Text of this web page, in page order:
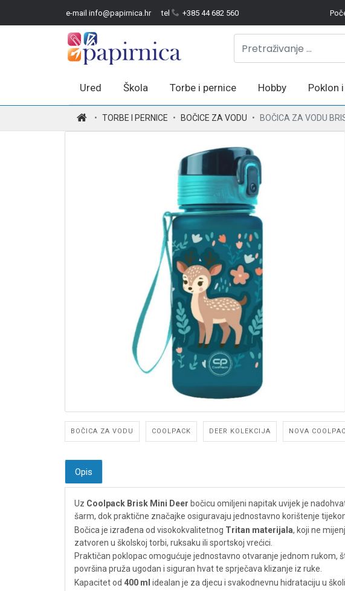
e-mail info@papirnica.hr tel +385 44 682 560
Ured Škola Torbe i pernice Hobby Poklon
TORBE I PERNICE BOČICE ZA VODU BOČICA ZA VODU
BOČICA ZA VODU COOLPACK DEER KOLEKCIJA NOVA
Opis
Uz Coolpack Brisk Mini Deer bočicu omiljeni napitak uvijek je
šarm, dok praktične značajke osiguravaju jednostavno korištenje
Bočica je izrađena od visokokvalitetnog Tritan materijala, koji ne
zatvoren u školskoj torbi, ruksaku ili sportskoj vrećici.
Praktičan poklopac omogućuje jednostavno otvaranje jednom rukom,
površina pruža ugodan i siguran hvat te sprječava klizanje iz ruke.
Kapacitet od 400 ml idealan je za djecu i svakodnevnu hidrataciju u